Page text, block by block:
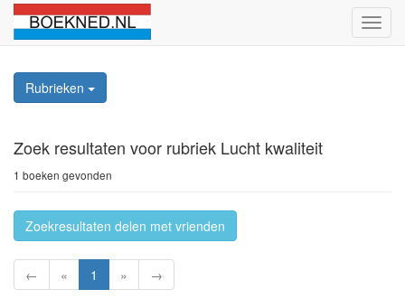
Rubrieken
Zoek resultaten voor rubriek Lucht kwaliteit
1 boeken gevonden
Zoekresultaten delen met vrienden
← « 1 » →